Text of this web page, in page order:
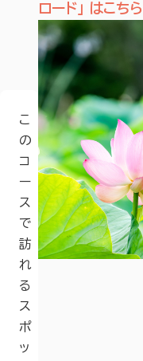
ロード」 はこちら
こ
の
コ
ー
ス
で
訪
れ
る
ス
ポ
ッ